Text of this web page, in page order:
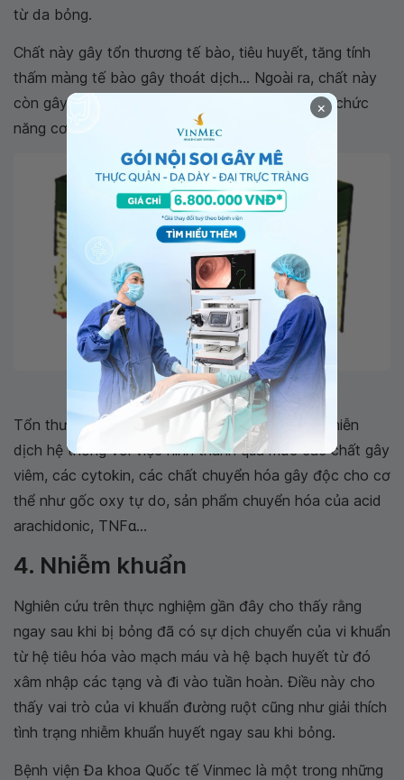
từ da bỏng.
Chất này gây tổn thương tế bào, tiêu huyết, tăng tính
thấm màng tế bào gây thoát dịch... Ngoài ra, chất này
còn gây đáp ứng viêm hệ thống dẫn tới rối loạn chức
năng cơ quan, suy đa cơ quan.
3 vùng tổn thương của bỏng
Tổn thương mô còn gây ra hội chứng đáp ứng miễn
dịch hệ thống với việc hình thành quá mức các chất gây
viêm, các cytokin, các chất chuyển hóa gây độc cho cơ
thể như gốc oxy tự do, sản phẩm chuyển hóa của acid
arachidonic, TNFα...
4. Nhiễm khuẩn
Nghiên cứu trên thực nghiệm gần đây cho thấy rằng
ngay sau khi bị bỏng đã có sự dịch chuyển của vi khuẩn
từ hệ tiêu hóa vào mạch máu và hệ bạch huyết từ đó
xâm nhập các tạng và đi vào tuần hoàn. Điều này cho
thấy vai trò của vi khuẩn đường ruột cũng như giải thích
tình trạng nhiễm khuẩn huyết ngay sau khi bỏng.
Bệnh viện Đa khoa Quốc tế Vinmec là một trong những
×